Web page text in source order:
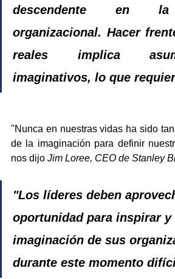
descendente en la
organizacional. Hacer
reales implica
imaginativos, lo que
"Nunca en nuestras vidas ha sido
de la imaginación para definir
nos dijo Jim Loree, CEO de Stanley
"Los líderes deben
oportunidad para inspirar y
imaginación de sus
durante este momento